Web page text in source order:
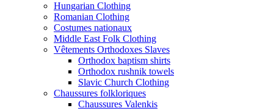
Hungarian Clothing
Romanian Clothing
Costumes nationaux
Middle East Folk Clothing
Vêtements Orthodoxes Slaves
Orthodox baptism shirts
Orthodox rushnik towels
Slavic Church Clothing
Chaussures folkloriques
Chaussures Valenkis